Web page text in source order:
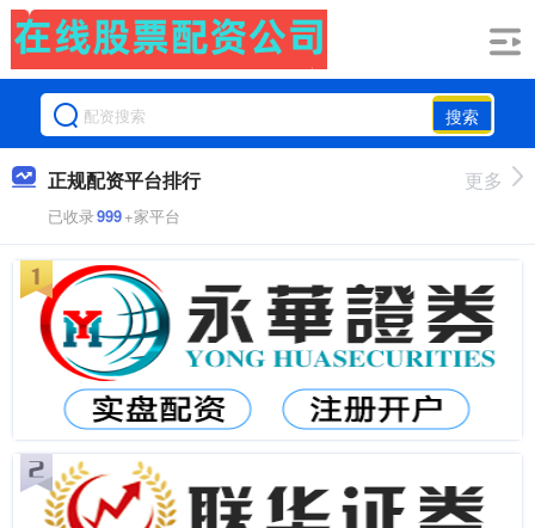
搜索
正规配资平台排行
已收录999+家平台
更多